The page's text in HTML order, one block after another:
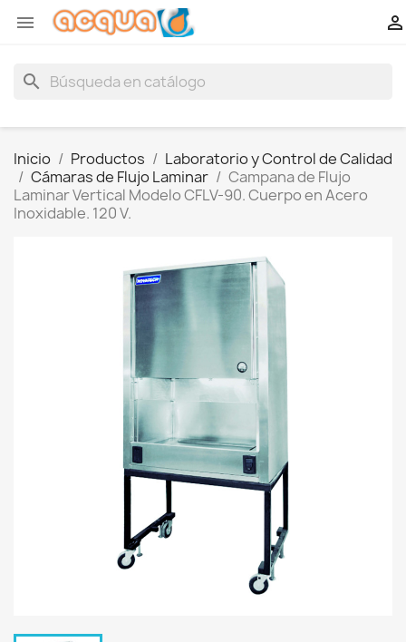
 
search
Inicio Productos
Laboratorio y Control de Calidad
Cámaras de Flujo Laminar
Campana de Flujo
Laminar Vertical Modelo CFLV-90. Cuerpo en Acero
Inoxidable. 120 V.